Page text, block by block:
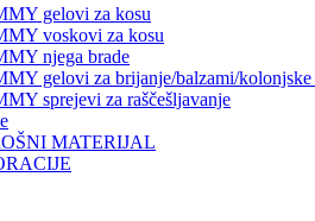
gelovi za kosu
voskovi za kosu
njega brade
gelovi za brijanje/balzami/kolonjske
sprejevi za raščešljavanje
MATERIJAL